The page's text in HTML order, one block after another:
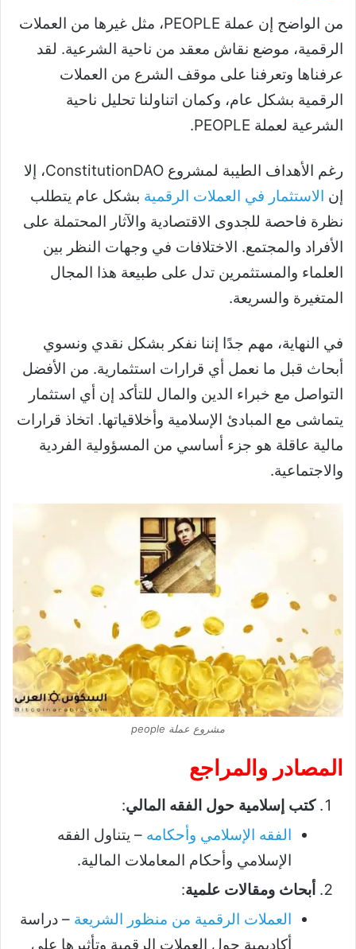
من الواضح إن عملة PEOPLE، مثل غيرها من العملات
الرقمية، موضع نقاش معقد من ناحية الشرعية. لقد
عرفناها وتعرفنا على موقف الشرع من العملات
الرقمية بشكل عام، وكمان اتناولنا تحليل ناحية
الشرعية لعملة PEOPLE.
رغم الأهداف الطيبة لمشروع ConstitutionDAO، إلا
إن الاستثمار في العملات الرقمية بشكل عام يتطلب
نظرة فاحصة للجدوى الاقتصادية والآثار المحتملة على
الأفراد والمجتمع. الاختلافات في وجهات النظر بين
العلماء والمستثمرين تدل على طبيعة هذا المجال
المتغيرة والسريعة.
في النهاية، مهم جدًا إننا نفكر بشكل نقدي ونسوي
أبحاث قبل ما نعمل أي قرارات استثمارية. من الأفضل
التواصل مع خبراء الدين والمال للتأكد إن أي استثمار
يتماشى مع المبادئ الإسلامية وأخلاقياتها. اتخاذ قرارات
مالية عاقلة هو جزء أساسي من المسؤولية الفردية
والاجتماعية.
مشروع عملة people
المصادر والمراجع
كتب إسلامية حول الفقه المالي:
الفقه الإسلامي وأحكامه – يتناول الفقه
الإسلامي وأحكام المعاملات المالية.
أبحاث ومقالات علمية:
العملات الرقمية من منظور الشريعة – دراسة
أكاديمية حول العملات الرقمية وتأثيرها على